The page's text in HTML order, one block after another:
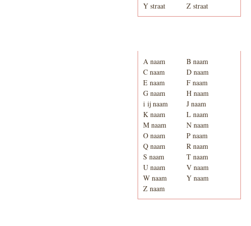
Y straat Z straat
A naam
B naam
C naam
D naam
E naam
F naam
G naam
H naam
i ij naam
J naam
K naam
L naam
M naam
N naam
O naam
P naam
Q naam
R naam
S naam
T naam
U naam
V naam
W naam
Y naam
Z naam